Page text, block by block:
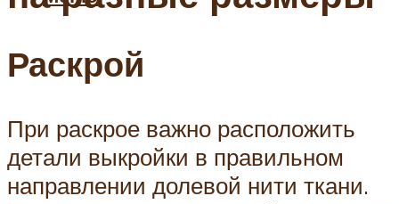
Раскрой
При раскрое важно расположить
детали выкройки в правильном
направлении долевой нити ткани.